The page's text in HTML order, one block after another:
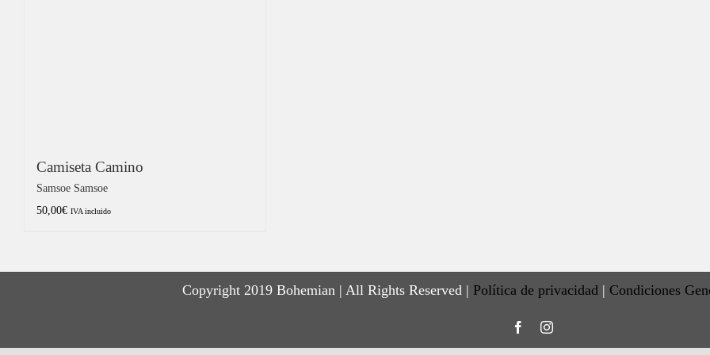
Camiseta Camino
Samsoe Samsoe
50,00€ IVA incluido
Copyright 2019 Bohemian | All Rights Reserved | Política de privacidad | Condiciones
FacebookInstagram